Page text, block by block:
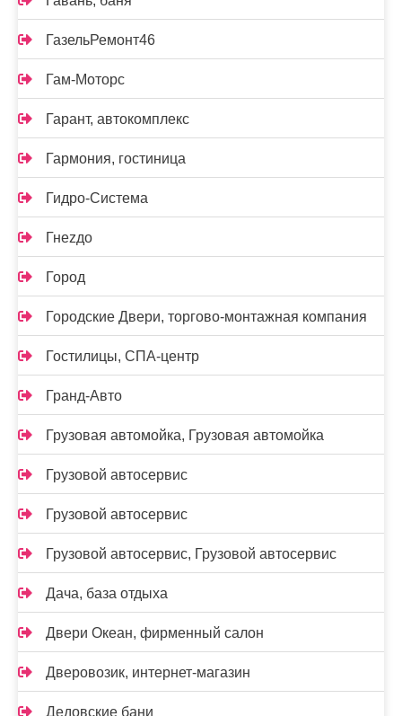
ГазельРемонт46
Гам-Моторс
Гарант, автокомплекс
Гармония, гостиница
Гидро-Система
Гнеzдо
Город
Городские Двери, торгово-монтажная компания
Гостилицы, СПА-центр
Гранд-Авто
Грузовая автомойка, Грузовая автомойка
Грузовой автосервис
Грузовой автосервис
Грузовой автосервис, Грузовой автосервис
Дача, база отдыха
Двери Океан, фирменный салон
Дверовозик, интернет-магазин
Дедовские бани